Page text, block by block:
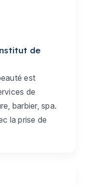
de
est
de
barbier, spa.
la prise de